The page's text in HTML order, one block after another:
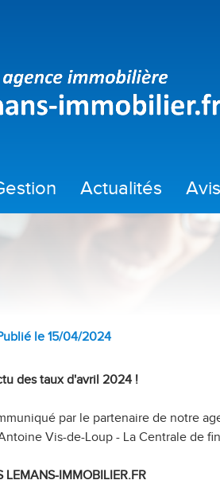
professionnel
gestion actualités
le 15/04/2024
des taux d'avril 2024 !
par le partenaire de notre
Vis-de-Loup - La Centrale de
LEMANS-IMMOBILIER.FR